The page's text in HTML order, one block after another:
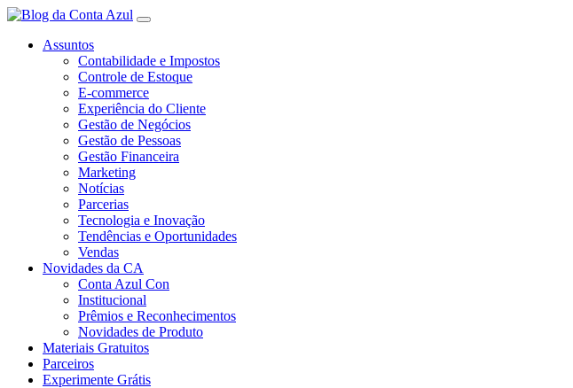
Assuntos
Contabilidade e Impostos
Controle de Estoque
E-commerce
Experiência do Cliente
Gestão de Negócios
Gestão de Pessoas
Gestão Financeira
Marketing
Notícias
Parcerias
Tecnologia e Inovação
Tendências e Oportunidades
Vendas
Novidades da CA
Conta Azul Con
Institucional
Prêmios e Reconhecimentos
Novidades de Produto
Materiais Gratuitos
Parceiros
Experimente Grátis